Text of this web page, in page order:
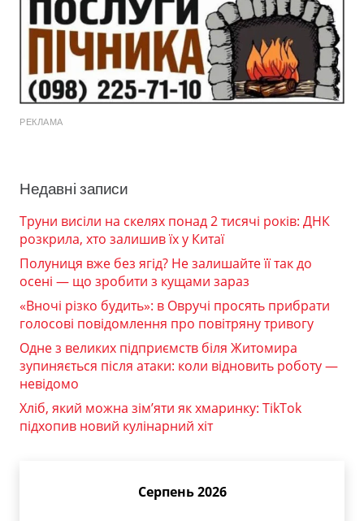
РЕКЛАМА
Недавні записи
Труни висіли на скелях понад 2 тисячі років: ДНК
розкрила, хто залишив їх у Китаї
Полуниця вже без ягід? Не залишайте її так до
осені — що зробити з кущами зараз
«Вночі різко будить»: в Овручі просять прибрати
голосові повідомлення про повітряну тривогу
Одне з великих підприємств біля Житомира
зупиняється після атаки: коли відновить роботу —
невідомо
Хліб, який можна зім’яти як хмаринку: TikTok
підхопив новий кулінарний хіт
Серпень 2026